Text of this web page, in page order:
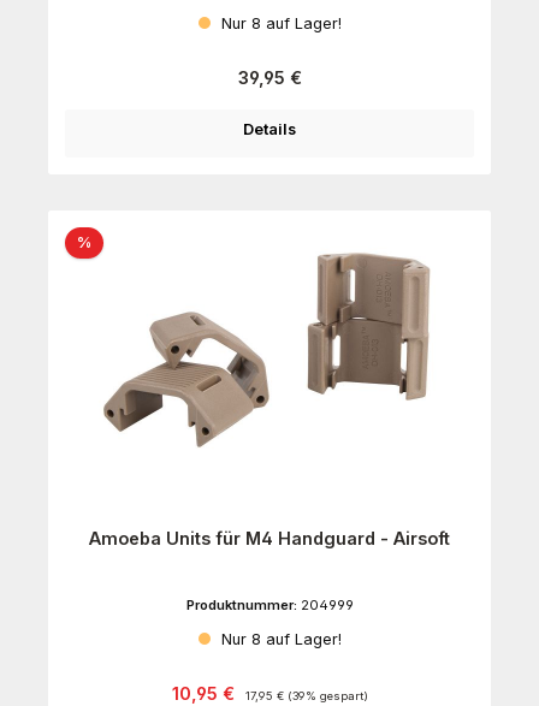
Nur 8 auf Lager!
Regulärer Preis:
39,95 €
Details
%Rabatt
Amoeba Units für M4 Handguard - Airsoft
Produktnummer: 204999
Nur 8 auf Lager!
Verkaufspreis:
10,95 € Regulärer Preis:
17,95 € (39% gespart)